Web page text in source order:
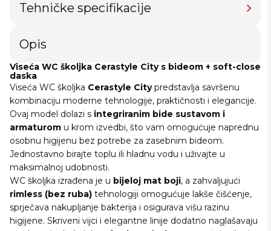
Tehničke specifikacije
Opis
Viseća WC školjka Cerastyle City s bideom + soft-close
daska
Viseća WC školjka Cerastyle Citypredstavlja savršenu
kombinaciju moderne tehnologije, praktičnosti i elegancije.
Ovaj model dolazi s integriranim bide sustavom i
armaturom u krom izvedbi, što vam omogućuje naprednu
osobnu higijenu bez potrebe za zasebnim bideom.
Jednostavno birajte toplu ili hladnu vodu i uživajte u
maksimalnoj udobnosti.
WC školjka izrađena je u bijeloj mat boji, a zahvaljujući
rimless (bez ruba) tehnologiji omogućuje lakše čišćenje,
sprječava nakupljanje bakterija i osigurava višu razinu
higijene. Skriveni vijci i elegantne linije dodatno naglašavaju